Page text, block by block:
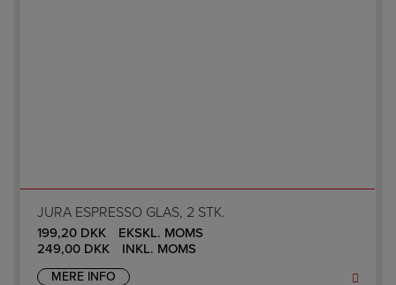
JURA ESPRESSO GLAS, 2 STK.
199,20 DKK
EKSKL. MOMS
249,00 DKK INKL. MOMS
MERE INFO